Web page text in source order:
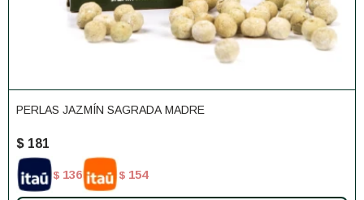
PERLAS JAZMÍN SAGRADA MADRE
$ 181
$ 136 $ 154